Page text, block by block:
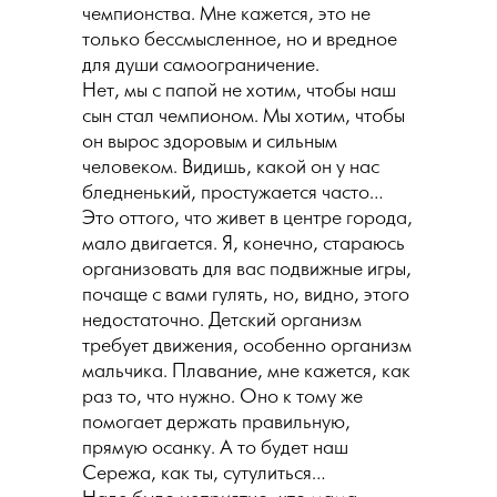
чемпионства. Мне кажется, это не
только бессмысленное, но и вредное
для души самоограничение.
Нет, мы с папой не хотим, чтобы наш
сын стал чемпионом. Мы хотим, чтобы
он вырос здоровым и сильным
человеком. Видишь, какой он у нас
бледненький, простужается часто…
Это оттого, что живет в центре города,
мало двигается. Я, конечно, стараюсь
организовать для вас подвижные игры,
почаще с вами гулять, но, видно, этого
недостаточно. Детский организм
требует движения, особенно организм
мальчика. Плавание, мне кажется, как
раз то, что нужно. Оно к тому же
помогает держать правильную,
прямую осанку. А то будет наш
Сережа, как ты, сутулиться…